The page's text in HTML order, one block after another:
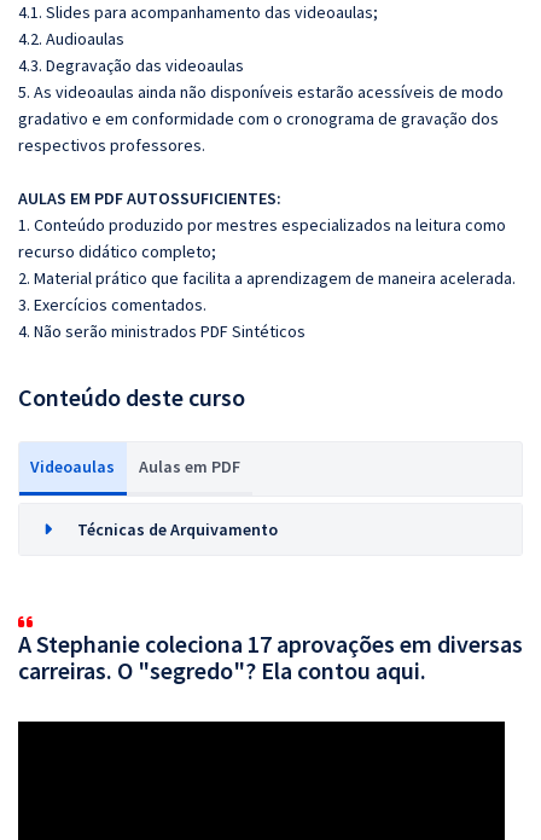
4.1. Slides para acompanhamento das videoaulas;
4.2. Audioaulas
4.3. Degravação das videoaulas
5. As videoaulas ainda não disponíveis estarão acessíveis de modo
gradativo e em conformidade com o cronograma de gravação dos
respectivos professores.
AULAS EM PDF AUTOSSUFICIENTES:
1. Conteúdo produzido por mestres especializados na leitura como
recurso didático completo;
2. Material prático que facilita a aprendizagem de maneira acelerada.
3. Exercícios comentados.
4. Não serão ministrados PDF Sintéticos
Conteúdo deste curso
Videoaulas Aulas em PDF
Técnicas de Arquivamento
A Stephanie coleciona 17 aprovações em diversas
carreiras. O "segredo"? Ela contou aqui.